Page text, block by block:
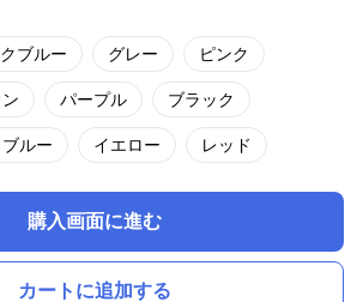
ブルー グレー ピンク
パープル ブラック
ルー イエロー レッド
購入画面に進む
カートに追加する